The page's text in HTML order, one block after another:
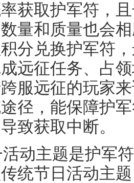
获取护军符，
量和质量也会
分兑换护军符
远征任务、占
服远征的玩家
径，能保障护
致获取中断。
动主题是护军
统节日活动主